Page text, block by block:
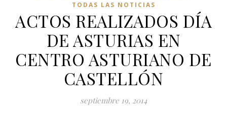
TODAS LAS NOTICIAS
ACTOS REALIZADOS DÍA
DE ASTURIAS EN
CENTRO ASTURIANO DE
CASTELLÓN
septiembre 19, 2014